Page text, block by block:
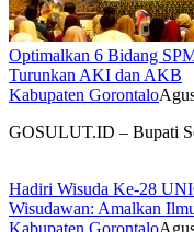
Optimalkan 6 Bidang
Turunkan AKI dan AKB
Kabupaten Gorontalo
GOSULUT.ID – Bupati
Hadiri Wisuda Ke-28
Wisudawan: Amalkan